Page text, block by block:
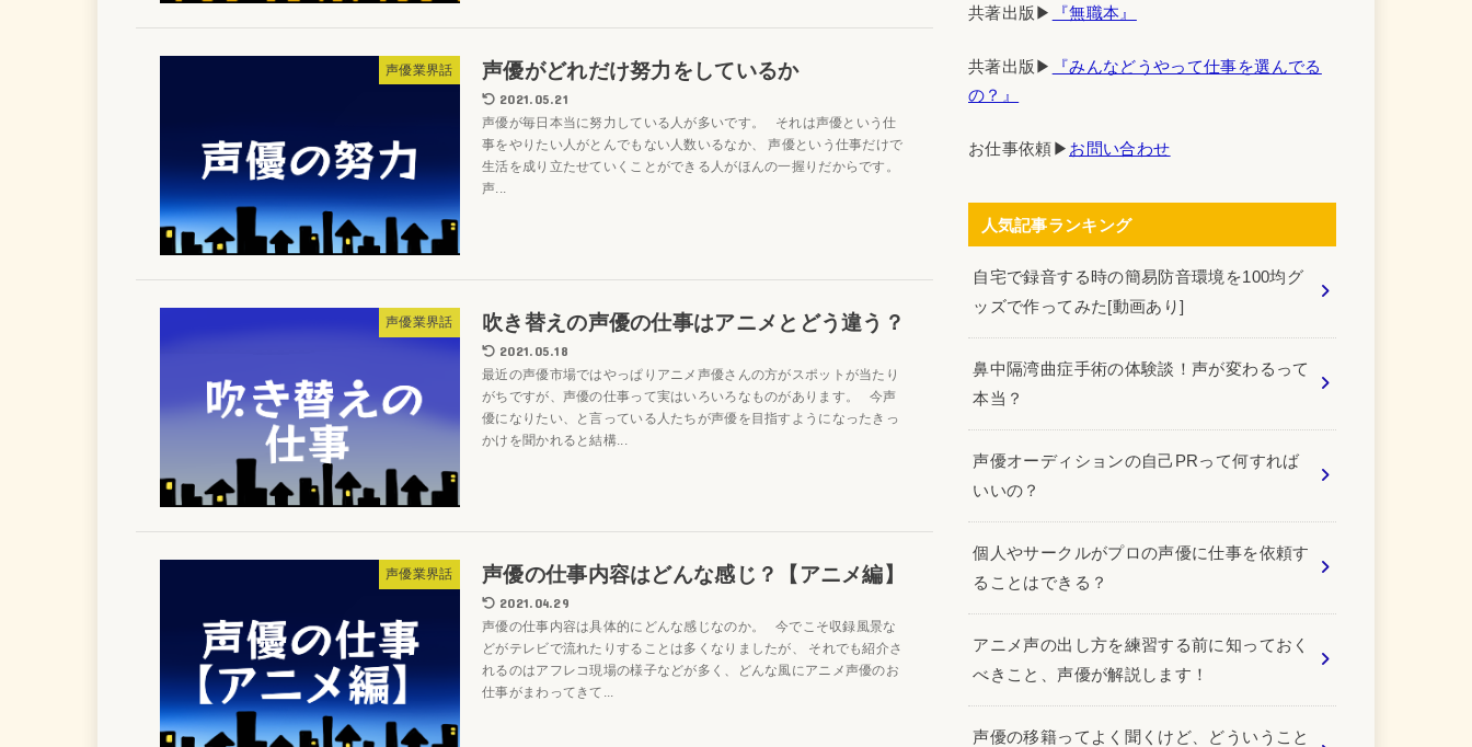
声優業界話 声優がどれだけ努力をしているか
2021.05.21
声優が毎日本当に努力している人が多いです。 それは声優という仕
事をやりたい人がとんでもない人数いるなか、 声優という仕事だけで
生活を成り立たせていくことができる人がほんの一握りだからです。
声...
声優業界話 吹き替えの声優の仕事はアニメとどう違う？
2021.05.18
最近の声優市場ではやっぱりアニメ声優さんの方がスポットが当たり
がちですが、声優の仕事って実はいろいろなものがあります。 今声
優になりたい、と言っている人たちが声優を目指すようになったきっ
かけを聞かれると結構...
声優業界話 声優の仕事内容はどんな感じ？【アニメ編】
2021.04.29
声優の仕事内容は具体的にどんな感じなのか。 今でこそ収録風景な
どがテレビで流れたりすることは多くなりましたが、 それでも紹介さ
れるのはアフレコ現場の様子などが多く、どんな風にアニメ声優のお
仕事がまわってきて...
共著出版▶︎ 『無職本』
共著出版▶︎
『みんなどうやって仕事を選んでる
の？』
お仕事依頼▶︎ お問い合わせ
人気記事ランキング
自宅で録音する時の簡易防音環境を100均グ
ッズで作ってみた[動画あり]
鼻中隔湾曲症手術の体験談！声が変わるって
本当？
声優オーディションの自己PRって何すれば
いいの？
個人やサークルがプロの声優に仕事を依頼す
ることはできる？
アニメ声の出し方を練習する前に知っておく
べきこと、声優が解説します！
声優の移籍ってよく聞くけど、どういうこと